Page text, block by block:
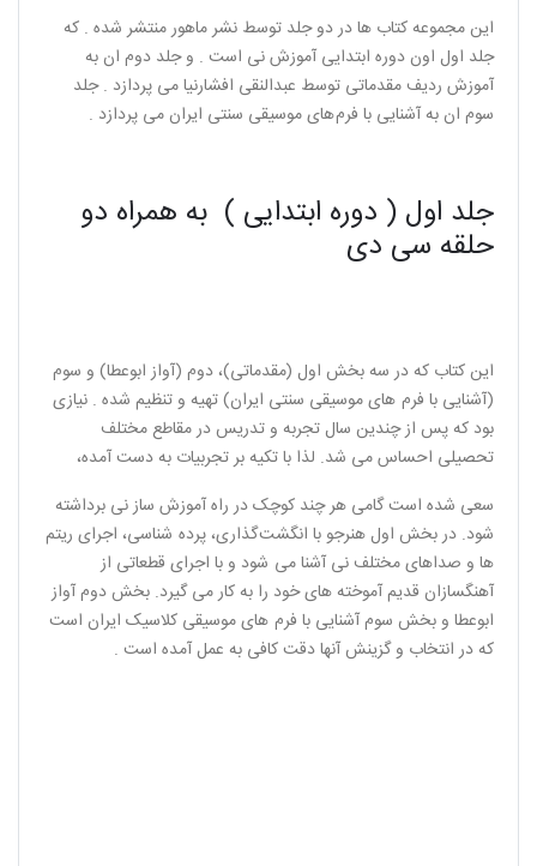
این مجموعه کتاب ها در دو جلد توسط نشر ماهور منتشر شده . که
جلد اول اون دوره ابتدایی آموزش نی است . و جلد دوم ان به
آموزش ردیف مقدماتی توسط عبدالنقی افشارنیا می پردازد . جلد
سوم ان به آشنایی با فرم های موسیقی سنتی ایران می پردازد .
جلد اول ( دوره ابتدایی ) به همراه دو
حلقه سی دی
این کتاب که در سه بخش اول (مقدماتی)، دوم (آواز ابوعطا) و سوم
(آشنایی با فرم های موسیقی سنتی ایران) تهیه و تنظیم شده . نیازی
بود که پس از چندین سال تجربه و تدریس در مقاطع مختلف
تحصیلی احساس می‌ شد. لذا با تکیه بر تجربیات به دست آمده،
سعی شده است گامی هر چند کوچک در راه آموزش ساز نی برداشته
شود. در بخش اول هنرجو با انگشت گذاری، پرده شناسی، اجرای ریتم‌
ها و صداهای مختلف نی آشنا می شود و با اجرای قطعاتی از
آهنگسازان قدیم آموخته‌ های خود را به کار می‌ گیرد. بخش دوم آواز
ابوعطا و بخش سوم آشنایی با فرم های موسیقی کلاسیک ایران است
که در انتخاب و گزینش آنها دقت کافی به عمل آمده است .